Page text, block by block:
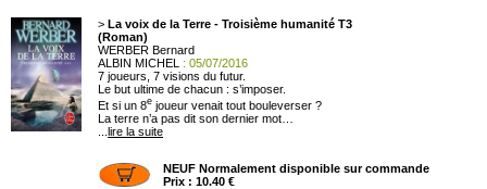
> La voix de la Terre - Troisième humanité T3
(Roman)
WERBER Bernard
ALBIN MICHEL
: 05/07/2016
7 joueurs, 7 visions du futur.
Le but ultime de chacun : s’imposer.
Et si un 8e joueur venait tout bouleverser ?
La terre n’a pas dit son dernier mot…
lire la suite
NEUF Normalement disponible sur commande
Prix : 10.40 €